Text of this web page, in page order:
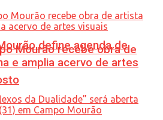
define agenda de
Mourão recebe obra de
e amplia acervo de artes